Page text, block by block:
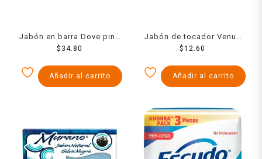
Jabón en barra Dove pink
135 g
$ 34.80
Añadir al carrito
Jabón de tocador Venus
blanco 150 g
$12.60
Añadir al carrito